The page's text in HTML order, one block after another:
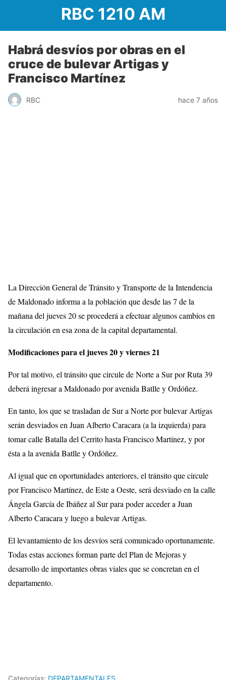
RBC 1210 AM
Habrá desvíos por obras en el
cruce de bulevar Artigas y
Francisco Martínez
RBC hace 7 años
La Dirección General de Tránsito y Transporte de la Intendencia
de Maldonado informa a la población que desde las 7 de la
mañana del jueves 20 se procederá a efectuar algunos cambios en
la circulación en esa zona de la capital departamental.
Modificaciones para el jueves 20 y viernes 21
Por tal motivo, el tránsito que circule de Norte a Sur por Ruta 39
deberá ingresar a Maldonado por avenida Batlle y Ordóñez.
En tanto, los que se trasladan de Sur a Norte por bulevar Artigas
serán desviados en Juan Alberto Caracara (a la izquierda) para
tomar calle Batalla del Cerrito hasta Francisco Martínez, y por
ésta a la avenida Batlle y Ordóñez.
Al igual que en oportunidades anteriores, el tránsito que circule
por Francisco Martínez, de Este a Oeste, será desviado en la calle
Ángela García de Ibáñez al Sur para poder acceder a Juan
Alberto Caracara y luego a bulevar Artigas.
El levantamiento de los desvíos será comunicado oportunamente.
Todas estas acciones forman parte del Plan de Mejoras y
desarrollo de importantes obras viales que se concretan en el
departamento.
Categorías: DEPARTAMENTALES